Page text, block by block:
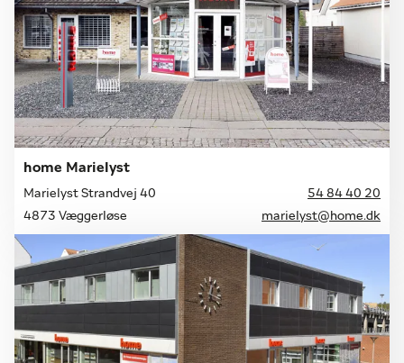
home Marielyst
Marielyst Strandvej 40
54 84 40 20
4873 Væggerløse
marielyst@home.dk